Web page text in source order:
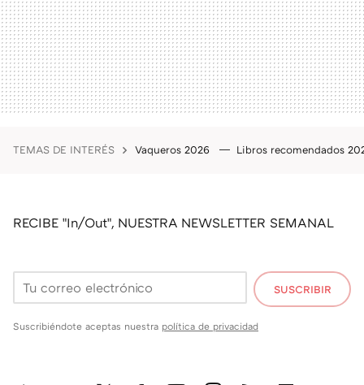
TEMAS DE INTERÉS Vaqueros 2026 Libros recomendados
RECIBE "In/Out", NUESTRA NEWSLETTER SEMANAL
SUSCRIBIR
Suscribiéndote aceptas nuestra política de privacidad